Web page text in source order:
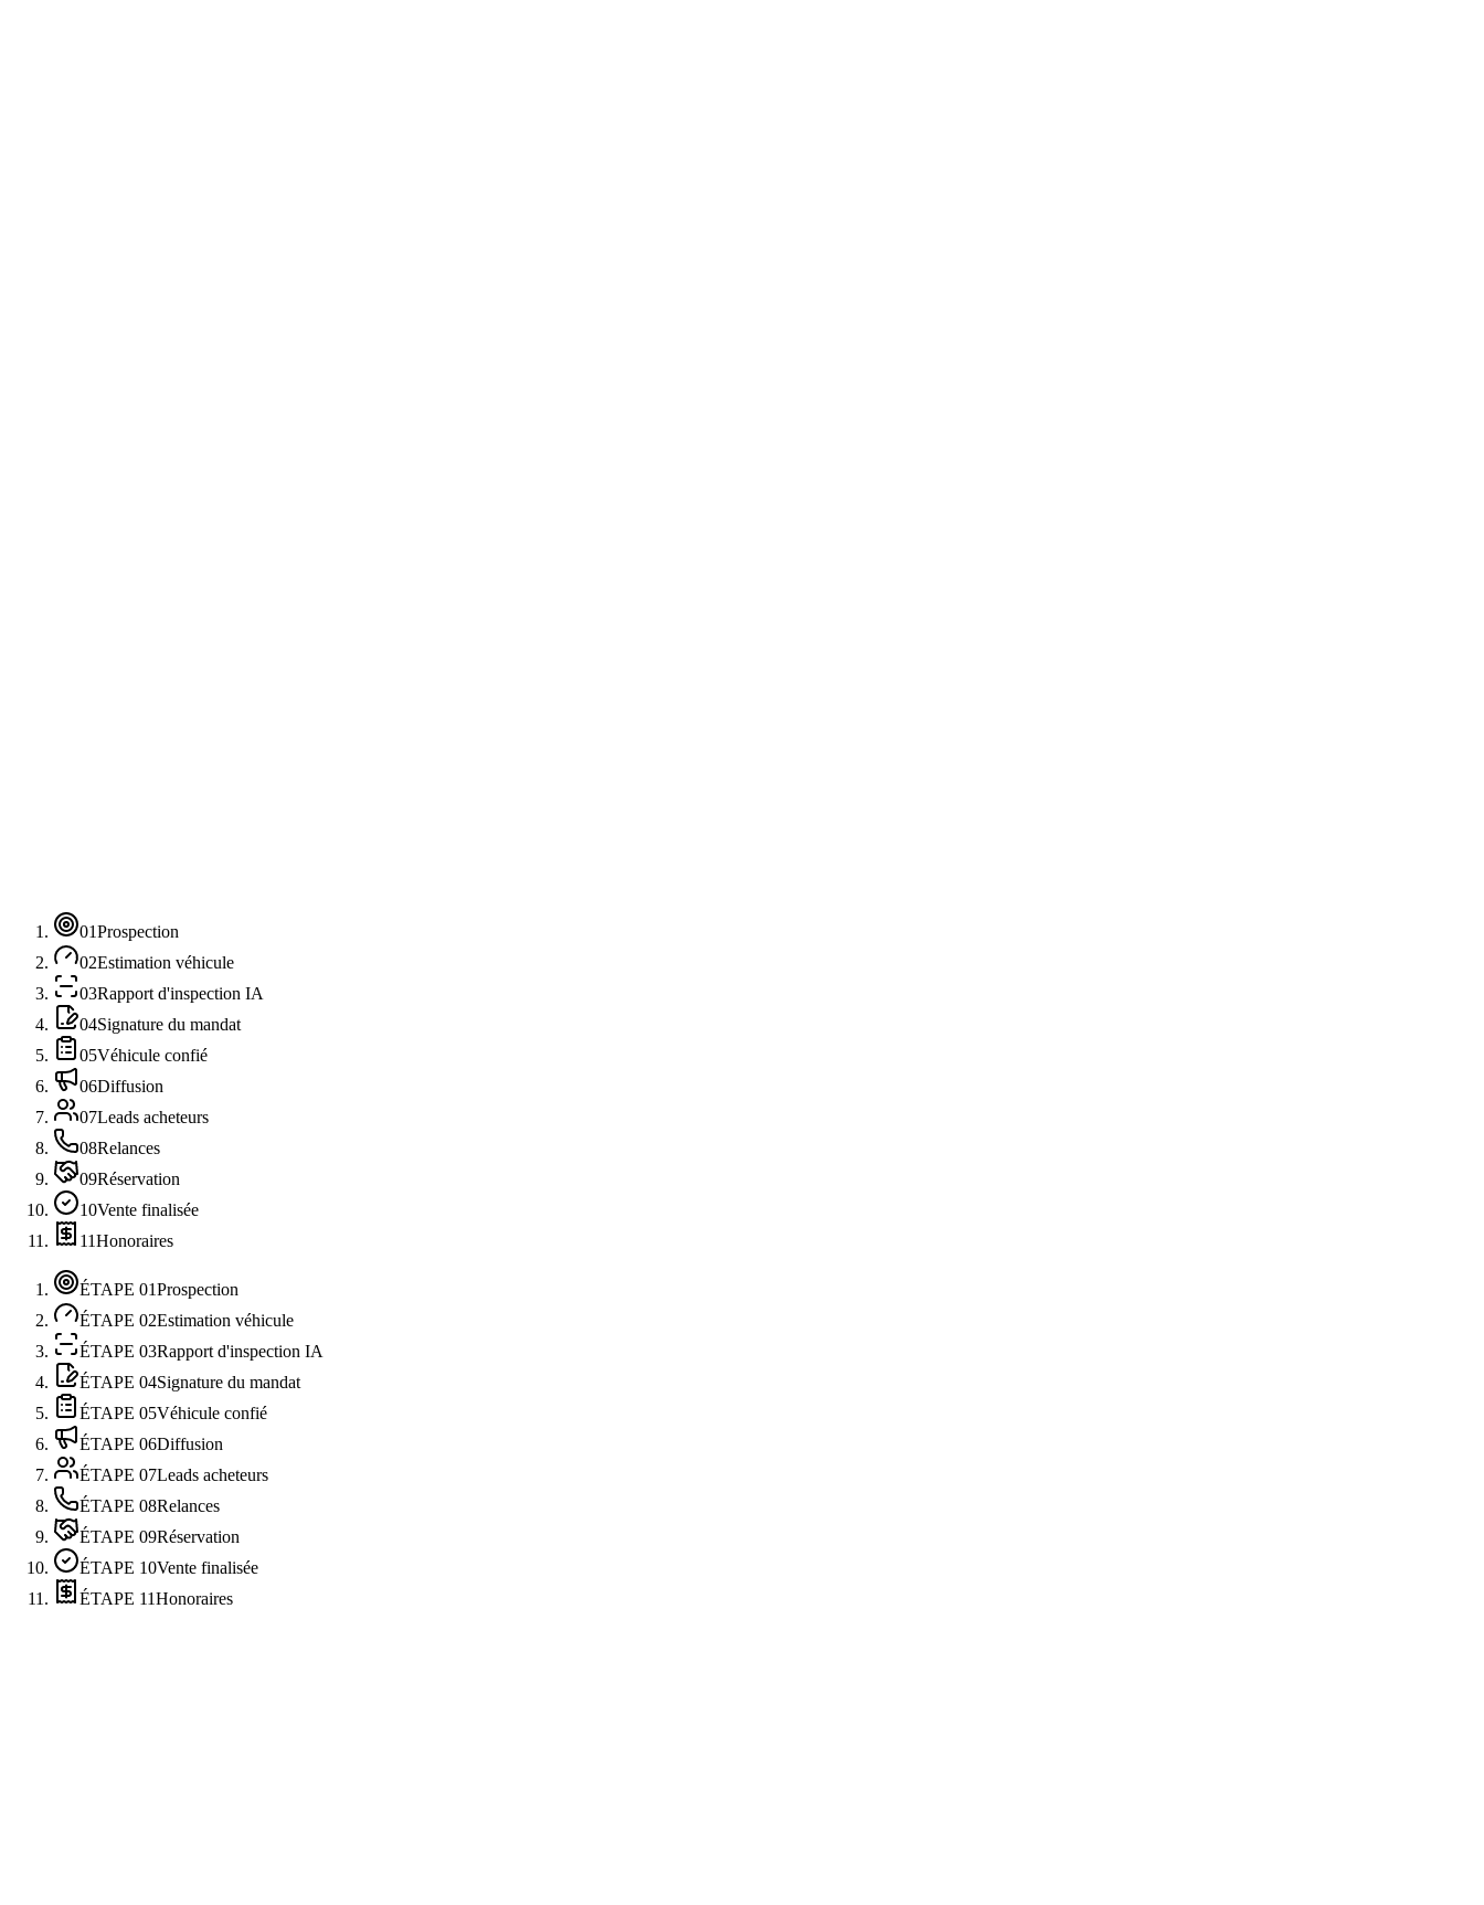
01Prospection
02Estimation véhicule
03Rapport d'inspection IA
04Signature du mandat
05Véhicule confié
06Diffusion
07Leads acheteurs
08Relances
09Réservation
10Vente finalisée
11Honoraires
ÉTAPE 01Prospection
ÉTAPE 02Estimation véhicule
ÉTAPE 03Rapport d'inspection IA
ÉTAPE 04Signature du mandat
ÉTAPE 05Véhicule confié
ÉTAPE 06Diffusion
ÉTAPE 07Leads acheteurs
ÉTAPE 08Relances
ÉTAPE 09Réservation
ÉTAPE 10Vente finalisée
ÉTAPE 11Honoraires